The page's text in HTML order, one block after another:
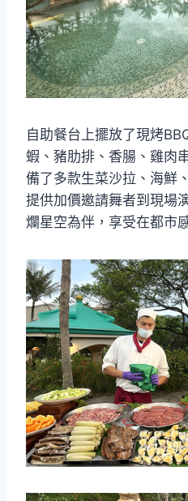
自助餐台上擺放了現烤
蝦、豬肋排、香腸、雞肉
備了多款生菜沙拉、海鮮
提供加價邀請舞者到現場
爛星空為伴，享受在都市